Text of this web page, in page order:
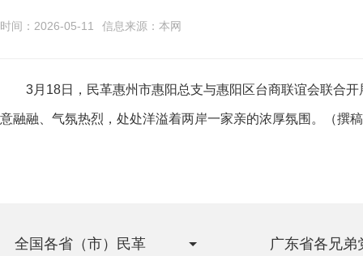
时间：2026-05-11 信息来源：本网
3月18日，民革惠州市惠阳总支与惠阳区台商联谊会联合开
意融融、气氛热烈，处处洋溢着两岸一家亲的浓厚氛围。（撰
全国各省（市）民革 广东省各兄弟